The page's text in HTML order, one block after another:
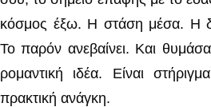
κόσμος έξω. Η στάση μέσα. Η
Το παρόν ανεβαίνει. Και
ρομαντική ιδέα. Είναι
πρακτική ανάγκη.